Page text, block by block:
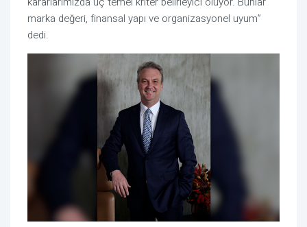
marka değeri, finansal yapı ve organizasyonel uyum”
dedi.